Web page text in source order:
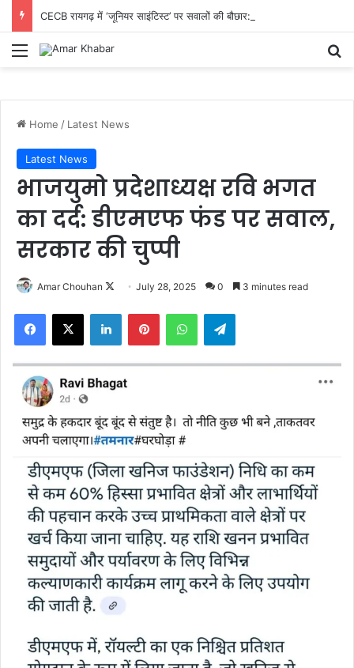
Menu
Home / Latest News
Latest News
भाजयुमो प्रदेशाध्यक्ष रवि भगत
का दर्द: डीएमएफ फंड पर सवाल,
सरकार की चुप्पी
Amar Chouhan
FollowJuly 28, 2025 0 3 minutes read
Facebook
X LinkedInPinterestWhatsAppTelegram